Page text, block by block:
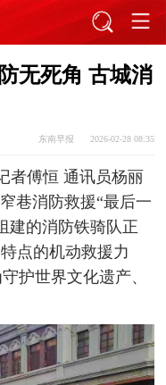
无死角 古城消
东南早报 2026-02-28 08:35
者傅恒 通讯员杨丽
巷消防救援“最后一
建的消防铁骑队正
点的机动救援力
护世界文化遗产、